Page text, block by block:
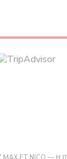
παράθυρο))